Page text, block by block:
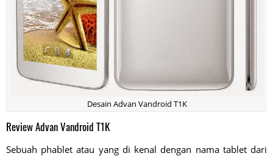
Desain Advan Vandroid T1K
Review Advan Vandroid T1K
Sebuah phablet atau yang di kenal dengan nama tablet dari